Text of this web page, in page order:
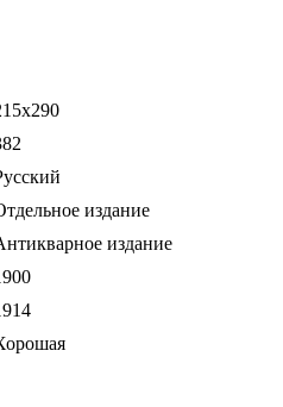
издание
издание